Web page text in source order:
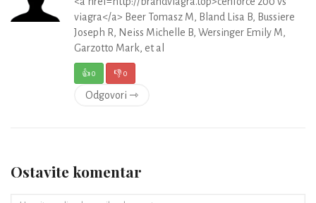
viagra</a> Beer Tomasz M, Bland Lisa B, Bussiere
Joseph R, Neiss Michelle B, Wersinger Emily M,
Garzotto Mark, et al
👍0 👎0
Odgovori ⇾
Ostavite komentar